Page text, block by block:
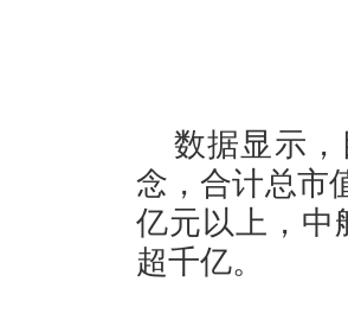
数据显示
念，合计总市
亿元以上，中
超千亿。